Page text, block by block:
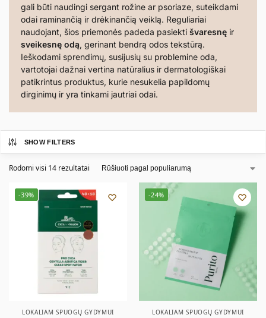
gali būti naudingi sergant rožine ar psoriaze, suteikdami
odai raminančią ir drėkinančią veiklą. Reguliariai
naudojant, šios priemonės padeda pasiekti švaresnę ir
sveikesnę odą, gerinant bendrą odos tekstūrą.
Ieškodami sprendimų, susijusių su problemine oda,
vartotojai dažnai vertina natūralius ir dermatologiškai
patikrintus produktus, kurie nesukelia papildomų
dirginimų ir yra tinkami jautriai odai.
SHOW FILTERS
Rodomi visi 14 rezultatai
-39%
LOKALIAM SPUOGŲ GYDYMUI
-24%
LOKALIAM SPUOGŲ GYDYMUI